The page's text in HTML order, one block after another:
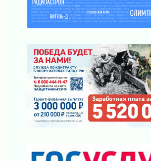
Круглую ригу в Гатчине
2027 году
30 июля 2026
30 июля 2026
Лаголовская
откроется к концу сентября
30 июля 2026
Ленобласть наводит порядок на
перевозках
30 июля 2026
30 июля 2026